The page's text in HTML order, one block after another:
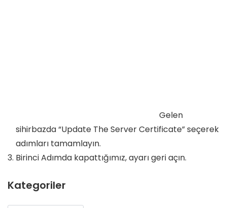
Gelen
sihirbazda “Update The Server Certificate” seçerek
adımları tamamlayın.
Birinci Adımda kapattığımız, ayarı geri açın.
Kategoriler